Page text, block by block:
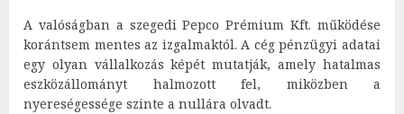
A valóságban a szegedi Pepco Prémium Kft. működése
korántsem mentes az izgalmaktól. A cég pénzügyi adatai
egy olyan vállalkozás képét mutatják, amely hatalmas
eszközállományt halmozott fel, miközben a
nyereségessége szinte a nullára olvadt.